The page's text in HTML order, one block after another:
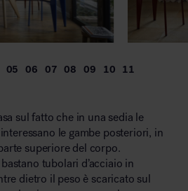
sul fatto che in una sedia le
le gambe posteriori, in
superiore del corpo.
tubolari d’acciaio in
dietro il peso è scaricato sul